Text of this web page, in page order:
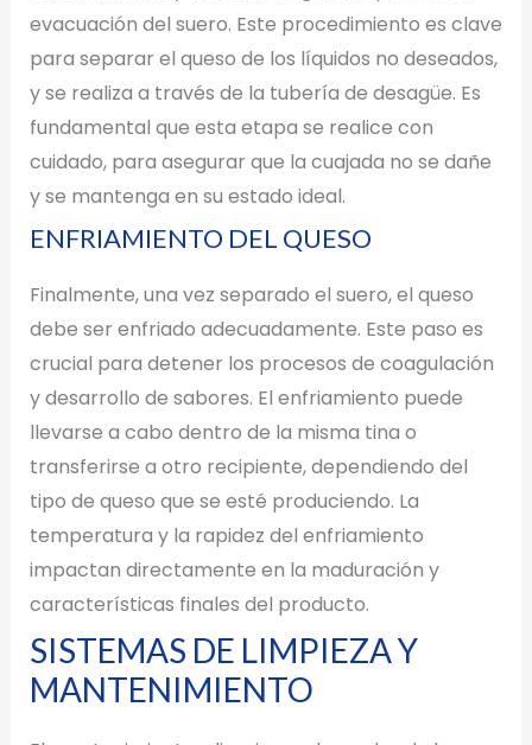
evacuación del suero. Este procedimiento es clave
para separar el queso de los líquidos no deseados,
y se realiza a través de la tubería de desagüe. Es
fundamental que esta etapa se realice con
cuidado, para asegurar que la cuajada no se dañe
y se mantenga en su estado ideal.
ENFRIAMIENTO DEL QUESO
Finalmente, una vez separado el suero, el queso
debe ser enfriado adecuadamente. Este paso es
crucial para detener los procesos de coagulación
y desarrollo de sabores. El enfriamiento puede
llevarse a cabo dentro de la misma tina o
transferirse a otro recipiente, dependiendo del
tipo de queso que se esté produciendo. La
temperatura y la rapidez del enfriamiento
impactan directamente en la maduración y
características finales del producto.
SISTEMAS DE LIMPIEZA Y
MANTENIMIENTO